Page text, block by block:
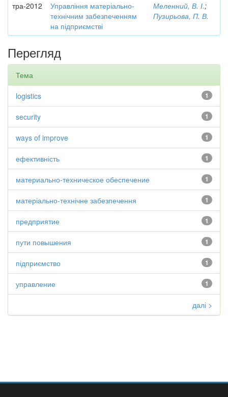
тра-2012
Управління матеріально-
технічним забезпеченням
на підприємстві
Меленний, В. І.;
Пузирьова, П. В.
Перегляд
Тема
1
logistics
1
security
1
ways of improve
1
ефективність
1
материально-техническое обеспечение
1
матеріально-технічне забезпечення
1
предприятие
1
пути повышения
1
підприємство
1
управление
далі >